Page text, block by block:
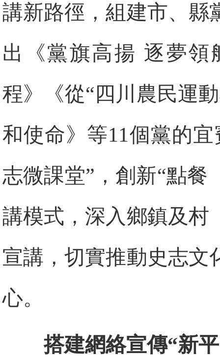
講新路徑，組建市、縣
出《黨旗高揚 逐夢
程》《從“四川農民運
和使命》等11個黨的
志微課堂”，創新“點餐
講模式，深入鄉鎮及村
宣講，切實推動史志文
心。
搭建網絡宣傳“新